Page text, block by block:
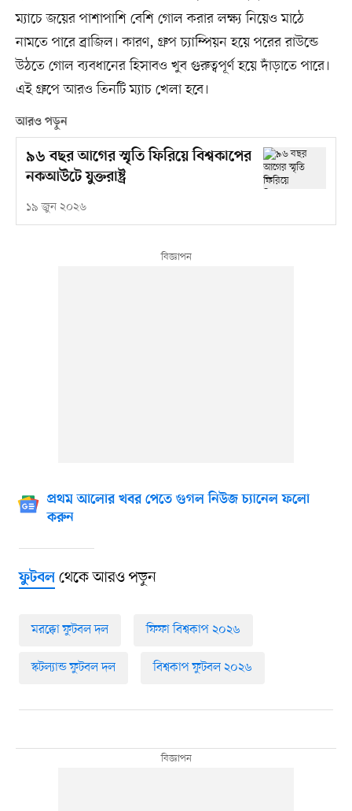
ম্যাচে জয়ের পাশাপাশি বেশি গোল করার লক্ষ্য নিয়েও মাঠে
নামতে পারে ব্রাজিল। কারণ, গ্রুপ চ্যাম্পিয়ন হয়ে পরের রাউন্ডে
উঠতে গোল ব্যবধানের হিসাবও খুব গুরুত্বপূর্ণ হয়ে দাঁড়াতে পারে।
এই গ্রুপে আরও তিনটি ম্যাচ খেলা হবে।
আরও পড়ুন
৯৬ বছর আগের স্মৃতি ফিরিয়ে বিশ্বকাপের
নকআউটে যুক্তরাষ্ট্র
১৯ জুন ২০২৬
প্রথম আলোর খবর পেতে গুগল নিউজ চ্যানেল ফলো
করুন
ফুটবলথেকে আরও পড়ুন
মরক্কো ফুটবল দল ফিফা বিশ্বকাপ ২০২৬
স্কটল্যান্ড ফুটবল দল বিশ্বকাপ ফুটবল ২০২৬